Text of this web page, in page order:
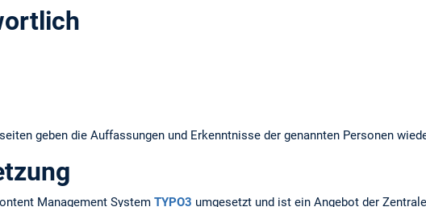
geben die Auffassungen und Erkenntnisse der genannten Personen
Management System TYPO3 umgesetzt und ist ein Angebot der Zentrale